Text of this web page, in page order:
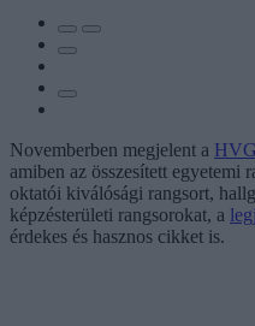
Novemberben megjelent a
amiben az összesített egyetemi
oktatói kiválósági rangsort,
képzésterületi rangsorokat, a
érdekes és hasznos cikket is.